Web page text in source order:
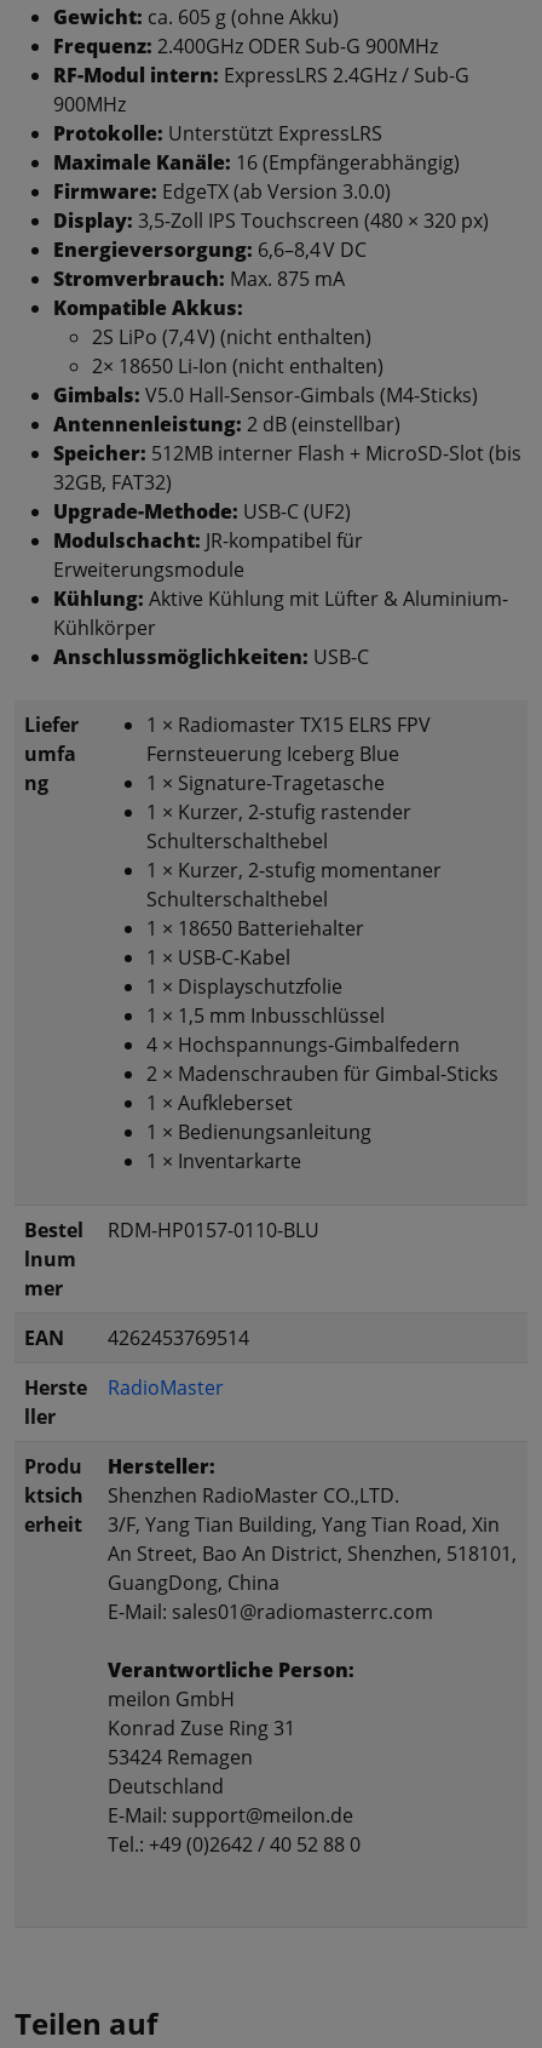
Gewicht: ca. 605 g (ohne Akku)
Frequenz: 2.400GHz ODER Sub-G 900MHz
RF-Modul intern: ExpressLRS 2.4GHz / Sub-G
900MHz
Protokolle: Unterstützt ExpressLRS
Maximale Kanäle: 16 (Empfängerabhängig)
Firmware: EdgeTX (ab Version 3.0.0)
Display: 3,5-Zoll IPS Touchscreen (480 × 320 px)
Energieversorgung: 6,6–8,4 V DC
Stromverbrauch: Max. 875 mA
Kompatible Akkus:
2S LiPo (7,4 V) (nicht enthalten)
2× 18650 Li-Ion (nicht enthalten)
Gimbals: V5.0 Hall-Sensor-Gimbals (M4-Sticks)
Antennenleistung: 2 dB (einstellbar)
Speicher: 512MB interner Flash + MicroSD-Slot (bis
32GB, FAT32)
Upgrade-Methode: USB-C (UF2)
Modulschacht: JR-kompatibel für
Erweiterungsmodule
Kühlung: Aktive Kühlung mit Lüfter & Aluminium-
Kühlkörper
Anschlussmöglichkeiten: USB-C
Liefer
umfa
ng
1 × Radiomaster TX15 ELRS FPV
Fernsteuerung Iceberg Blue
1 × Signature-Tragetasche
1 × Kurzer, 2-stufig rastender
Schulterschalthebel
1 × Kurzer, 2-stufig momentaner
Schulterschalthebel
1 × 18650 Batteriehalter
1 × USB-C-Kabel
1 × Displayschutzfolie
1 × 1,5 mm Inbusschlüssel
4 × Hochspannungs-Gimbalfedern
2 × Madenschrauben für Gimbal-Sticks
1 × Aufkleberset
1 × Bedienungsanleitung
1 × Inventarkarte
Bestel
lnum
mer
RDM-HP0157-0110-BLU
EAN
4262453769514
Herste
ller
RadioMaster
Produ
ktsich
erheit
Hersteller:
Shenzhen RadioMaster CO.,LTD.
3/F, Yang Tian Building, Yang Tian Road, Xin
An Street, Bao An District, Shenzhen, 518101,
GuangDong, China
E-Mail: sales01@radiomasterrc.com
Verantwortliche Person:
meilon GmbH
Konrad Zuse Ring 31
53424 Remagen
Deutschland
E-Mail: support@meilon.de
Tel.: +49 (0)2642 / 40 52 88 0
Teilen auf